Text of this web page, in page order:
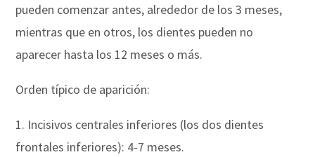
pueden comenzar antes, alrededor de los 3 meses,
mientras que en otros, los dientes pueden no
aparecer hasta los 12 meses o más.
Orden típico de aparición:
1. Incisivos centrales inferiores (los dos dientes
frontales inferiores): 4-7 meses.